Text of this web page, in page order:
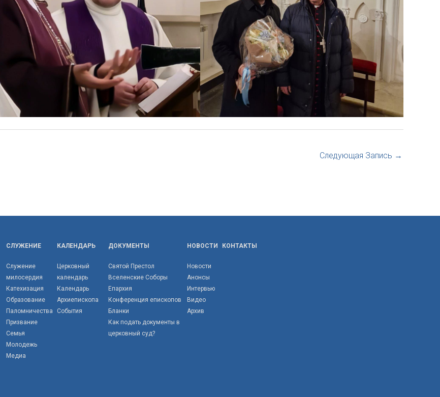
Следующая Запись →
СЛУЖЕНИЕ
Служение
милосердия
Катехизация
Образование
Паломничества
Призвание
Семья
Молодежь
Медиа
КАЛЕНДАРЬ
Церковный
календарь
Календарь
Архиепископа
События
ДОКУМЕНТЫ
Святой Престол
Вселенские Соборы
Епархия
Конференция епископов
Бланки
Как подать документы в
церковный суд?
НОВОСТИ
Новости
Анонсы
Интервью
Видео
Архив
КОНТАКТЫ